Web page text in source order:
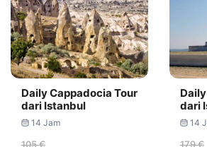
Daily Cappadocia Tour
dari Istanbul
14 Jam
105 €
dari
14
179 €